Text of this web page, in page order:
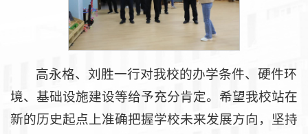
高永格、刘胜一行对我校的办学条件、硬件环
境、基础设施建设等给予充分肯定。希望我校站在
新的历史起点上准确把握学校未来发展方向，坚持